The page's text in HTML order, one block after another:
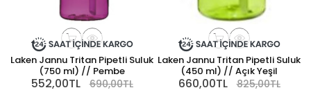
Laken Jannu Tritan Pipetli Suluk
(750 ml) // Pembe
552,00TL 690,00TL
Laken Jannu Tritan Pipetli Suluk
(450 ml) // Açık Yeşil
660,00TL 825,00TL